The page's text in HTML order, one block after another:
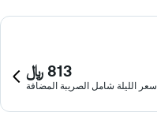
813 ﷼
سعر الليلة شامل الصريبة المضافة